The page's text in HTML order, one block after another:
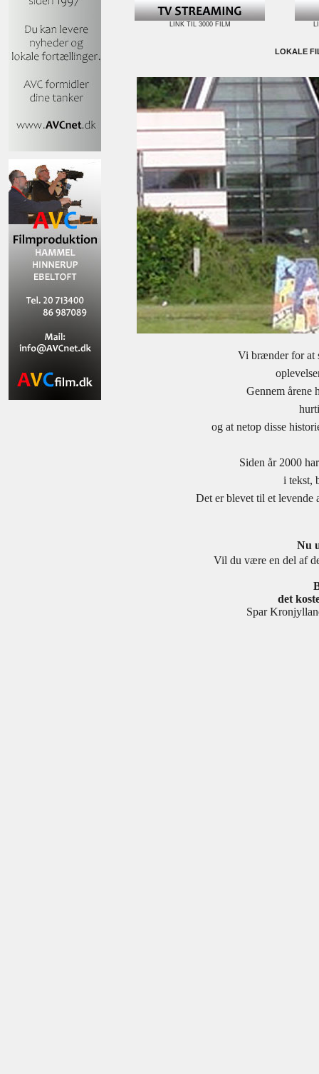
LINK TIL 3000 FILM
LOKALE
Vi brænder for at
Gennem årene
og at netop disse
Siden år 2000
i tekst,
Det er blevet til et levende
Nu
Vil du være en del af
det
Spar